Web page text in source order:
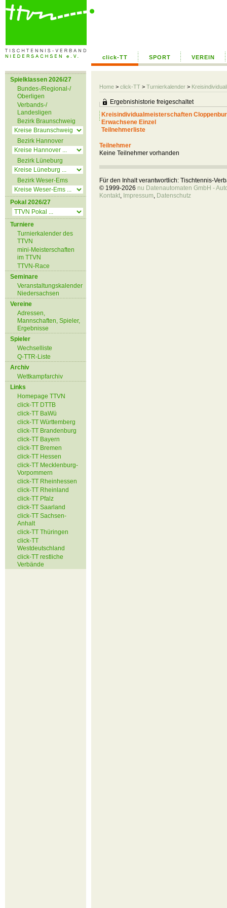
click-TT SPORT VEREIN
Home > click-TT > Turnierkalender >
Spielklassen 2026/27
Bundes-/Regional-/
Oberligen
Verbands-/
Landesligen
Bezirk Braunschweig
Bezirk Hannover
Bezirk Lüneburg
Bezirk Weser-Ems
Pokal 2026/27
Turniere
Turnierkalender des
TTVN
mini-Meisterschaften
im TTVN
TTVN-Race
Seminare
Veranstaltungskalender
Niedersachsen
Vereine
Adressen,
Mannschaften, Spieler,
Ergebnisse
Spieler
Wechselliste
Q-TTR-Liste
Archiv
Wettkampfarchiv
Links
Homepage TTVN
click-TT DTTB
click-TT BaWü
click-TT Württemberg
click-TT Brandenburg
click-TT Bayern
click-TT Bremen
click-TT Hessen
click-TT Mecklenburg-
Vorpommern
click-TT Rheinhessen
click-TT Rheinland
click-TT Pfalz
click-TT Saarland
click-TT Sachsen-
Anhalt
click-TT Thüringen
click-TT
Westdeutschland
click-TT restliche
Verbände
Ergebnishistorie freigeschaltet
Kreisindividualmeisterschaften
Erwachsene Einzel
Teilnehmerliste
Teilnehmer
Keine Teilnehmer vorhanden
Für den Inhalt verantwortlich: Tischtennis-
© 1999-2026 nu Datenautomaten GmbH -
Kontakt, Impressum, Datenschutz